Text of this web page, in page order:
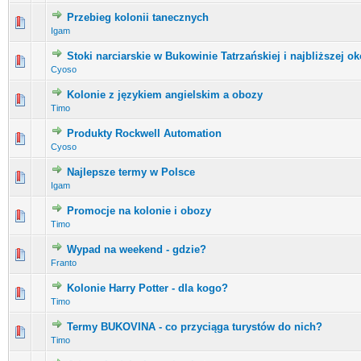
Przebieg kolonii tanecznych
Igam
0 głosów - średnia ocena: 0 na 5 gwiazdek
12345
Stoki narciarskie w Bukowinie Tatrzańskiej i najbliższej
Cyoso
0 głosów - średnia ocena: 0 na 5 gwiazdek
12345
Kolonie z językiem angielskim a obozy
Timo
0 głosów - średnia ocena: 0 na 5 gwiazdek
12345
Produkty Rockwell Automation
Cyoso
0 głosów - średnia ocena: 0 na 5 gwiazdek
12345
Najlepsze termy w Polsce
Igam
0 głosów - średnia ocena: 0 na 5 gwiazdek
1234
Promocje na kolonie i obozy
Timo
0 głosów - średnia ocena: 0 na 5 gwiazdek
1 2345
Wypad na weekend - gdzie?
Franto
0 głosów - średnia ocena: 0 na 5 gwiazdek
12345
Kolonie Harry Potter - dla kogo?
Timo
0 głosów - średnia ocena: 0 na 5 gwiazdek
12345
Termy BUKOVINA - co przyciąga turystów do nich?
Timo
0 głosów - średnia ocena: 0 na 5 gwiazdek
1 2345